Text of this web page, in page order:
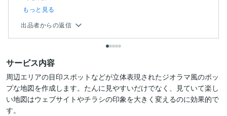
また必要に...
もっと見る
出品者からの返信
サービス内容
周辺エリアの目印スポットなどが立体表現されたジオラマ風のポッ
プな地図を作成します。たんに見やすいだけでなく、見ていて楽し
い地図はウェブサイトやチラシの印象を大きく変えるのに効果的で
す。